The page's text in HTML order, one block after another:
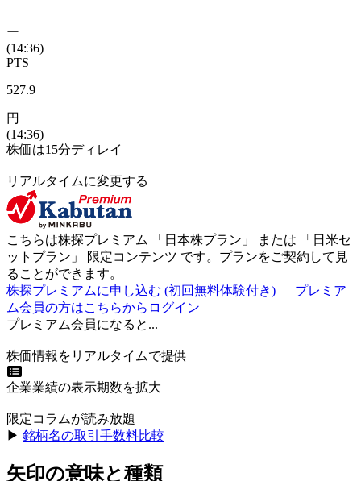
ー
(14:36)
PTS
527.9
円
(14:36)
株価は15分ディレイ
リアルタイムに変更する
こちらは株探プレミアム 「 日本株プラン 」 または 「 日米セ
ットプラン 」 限定コンテンツ です。プランをご契約して見
ることができます。
株探プレミアムに申し込む (初回無料体験付き)
プレミア
ム会員の方はこちらからログイン
プレミアム会員になると...
株価情報をリアルタイムで提供
企業業績の表示期数を拡大
限定コラムが読み放題
▶︎ 銘柄名の取引手数料比較
矢印の意味と種類